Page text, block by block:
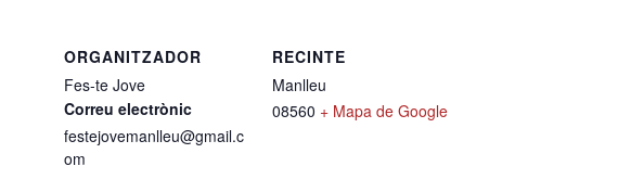
ORGANITZADOR
Fes-te Jove
Correu electrònic
festejovemanlleu@gmail.c
om
RECINTE
Manlleu
08560 + Mapa de Google